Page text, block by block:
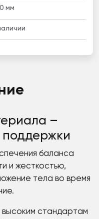
мм
–
баланса
и жесткостью,
тела во время
стандартам